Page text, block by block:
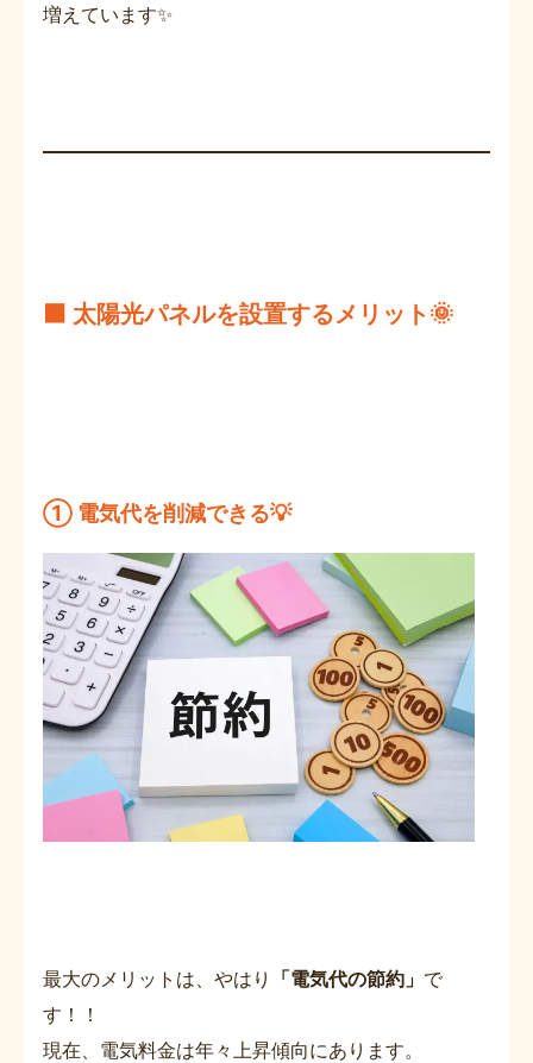
増えています✨
⬛ 太陽光パネルを設置するメリット🌞
① 電気代を削減できる💡
最大のメリットは、やはり 「電気代の節約」 で
す！！
現在、電気料金は年々上昇傾向にあります。